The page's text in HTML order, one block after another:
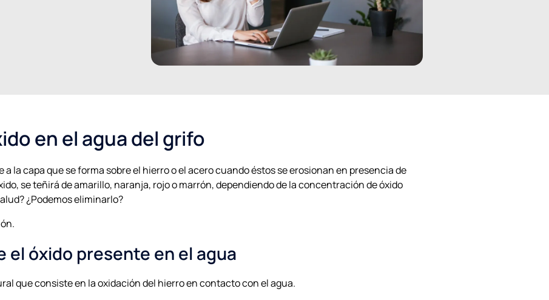
en el agua del grifo
la capa que se forma sobre el hierro o el acero cuando éstos se erosionan en presencia de
se teñirá de amarillo, naranja, rojo o marrón, dependiendo de la concentración de óxido
¿Podemos eliminarlo?
el óxido presente en el agua
que consiste en la oxidación del hierro en contacto con el agua.